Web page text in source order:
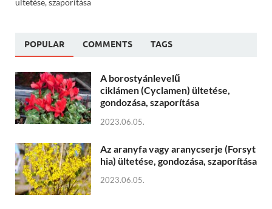
POPULAR COMMENTS TAGS
A borostyánlevelű
ciklámen (Cyclamen) ültetése,
gondozása, szaporítása
2023.06.05.
Az aranyfa vagy aranycserje (Forsyt
hia) ültetése, gondozása, szaporítása
2023.06.05.